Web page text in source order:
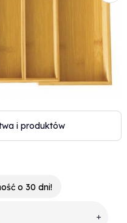
i produktów
o 30 dni!